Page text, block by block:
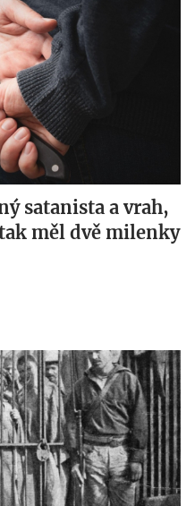
satanista a vrah,
měl dvě milenky